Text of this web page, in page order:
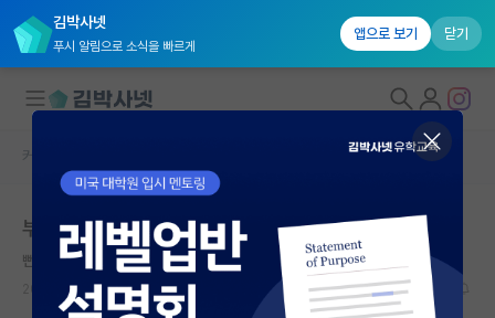
김박사넷
푸시 알림으로 소식을 빠르게
앱으로 보기 닫기
대학원생 모집
국내대학원 정보
연구실&오픈랩
커뮤니티 홈
부모님께 5천만원 받아서 서울에 방 구하기
뻔뻔한 존 내시
2022.02.23 11 2919